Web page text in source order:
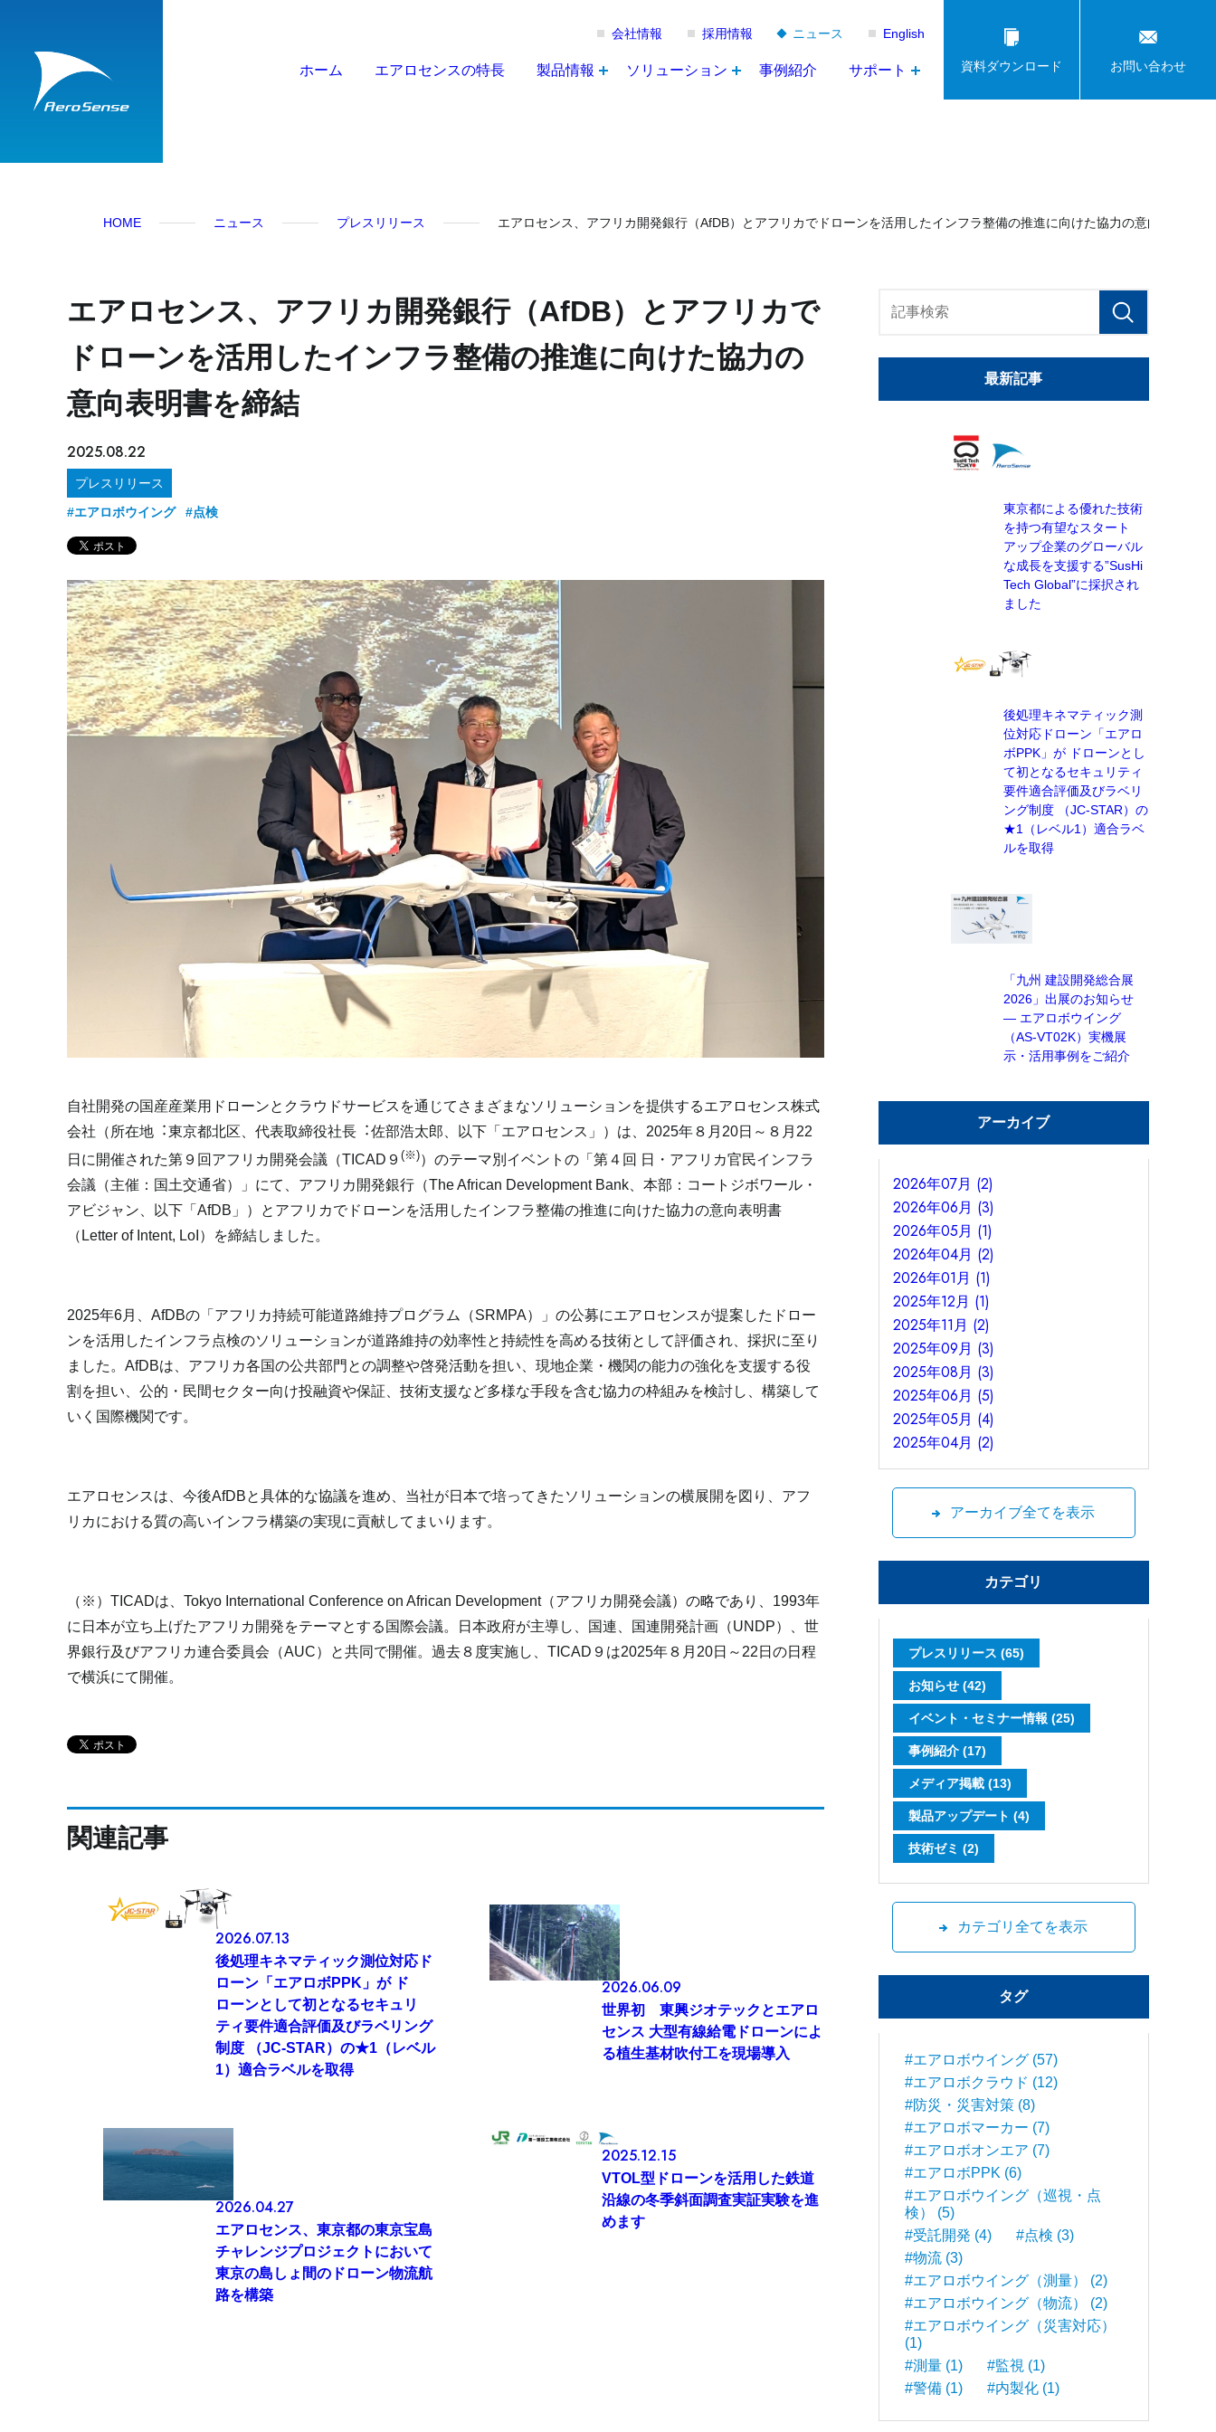
会社情報 採用情報 ニュース English
ホーム エアロセンスの特長 製品情報 ソリューション 事例紹介 サポート 資料ダウンロード お問い合わせ
HOME ニュース プレスリリース エアロセンス、アフリカ開発銀行（AfDB）とアフリカでドローンを活用したインフラ整備の推進に向けた協力の意向表明書を
エアロセンス、アフリカ開発銀行（AfDB）とアフリカで
ドローンを活用したインフラ整備の推進に向けた協力の
意向表明書を締結
2025.08.22
プレスリリース
#エアロボウイング
#点検
自社開発の国産産業用ドローンとクラウドサービスを通じてさまざまなソリューションを提供するエアロセンス株式
会社（所在地 ︓東京都北区、代表取締役社長 ︓佐部浩太郎、以下「エアロセンス」）は、 2025年８月 20日～８月 22
日に開催された第９回アフリカ開発会議（TICAD ９(※)）のテーマ別イベントの「第４回 日・アフリカ官民インフラ
会議（主催：国土交通省）」にて、アフリカ開発銀行（The African Development Bank 、本部：コートジボワール・
アビジャン、以下「AfDB 」）とアフリカでドローンを活用したインフラ整備の推進に向けた協力の意向表明書
（ Letter of Intent, LoI ）を締結しました。
2025年6月、AfDBの「アフリカ持続可能道路維持プログラム（SRMPA）」の公募にエアロセンスが提案したドロー
ンを活用したインフラ点検のソリューションが道路維持の効率性と持続性を高める技術として評価され、採択に至り
ました。AfDBは、アフリカ各国の公共部門との調整や啓発活動を担い、現地企業・機関の能力の強化を支援する役
割を担い、公的・民間セクター向け投融資や保証、技術支援など多様な手段を含む協力の枠組みを検討し、構築して
いく国際機関です。
エアロセンスは、今後AfDBと具体的な協議を進め、当社が日本で培ってきたソリューションの横展開を図り、アフ
リカにおける質の高いインフラ構築の実現に貢献してまいります。
（※）TICADは、Tokyo International Conference on African Development（アフリカ開発会議）の略であり、1993年
に日本が立ち上げたアフリカ開発をテーマとする国際会議。日本政府が主導し、国連、国連開発計画（UNDP）、世
界銀行及びアフリカ連合委員会（AUC）と共同で開催。過去８度実施し、TICAD ９は2025年８月 20日～ 22 日の日程
で横浜にて開催。
関連記事
2026.07.13
後処理キネマティック測位対応ド
ローン「エアロボPPK」が ド
ローンとして初となるセキュリ
ティ要件適合評価及びラベリング
制度 （JC-STAR）の★1（レベル
1）適合ラベルを取得
2026.06.09
世界初 東興ジオテックとエアロ
センス 大型有線給電ドローンによ
る植生基材吹付工を現場導入
2026.04.27
エアロセンス、東京都の東京宝島
チャレンジプロジェクトにおいて
東京の島しょ間のドローン物流航
路を構築
2025.12.15
VTOL型ドローンを活用した鉄道
沿線の冬季斜面調査実証実験を進
めます
最新記事
東京都による優れた技術
を持つ有望なスタート
アップ企業のグローバル
な成長を支援する”SusHi
Tech Global”に採択され
ました
後処理キネマティック測
位対応ドローン「エアロ
ボPPK」が ドローンとし
て初となるセキュリティ
要件適合評価及びラベリ
ング制度 （JC-STAR）の
★1（レベル1）適合ラベ
ルを取得
「九州 建設開発総合展
2026」出展のお知らせ
— エアロボウイング
（AS-VT02K）実機展
示・活用事例をご紹介
アーカイブ
2026年07月 (2)
2026年06月 (3)
2026年05月 (1)
2026年04月 (2)
2026年01月 (1)
2025年12月 (1)
2025年11月 (2)
2025年09月 (3)
2025年08月 (3)
2025年06月 (5)
2025年05月 (4)
2025年04月 (2)
アーカイブ全てを表示
カテゴリ
プレスリリース (65)
お知らせ (42)
イベント・セミナー情報 (25)
事例紹介 (17)
メディア掲載 (13)
製品アップデート (4)
技術ゼミ (2)
カテゴリ全てを表示
タグ
#エアロボウイング (57)
#エアロボクラウド (12)
#防災・災害対策 (8)
#エアロボマーカー (7)
#エアロボオンエア (7)
#エアロボPPK (6)
#エアロボウイング（巡視・点
検） (5)
#受託開発 (4)
#点検 (3)
#物流 (3)
#エアロボウイング（測量） (2)
#エアロボウイング（物流） (2)
#エアロボウイング（災害対応）
(1)
#測量 (1)
#監視 (1)
#警備 (1)
#内製化 (1)